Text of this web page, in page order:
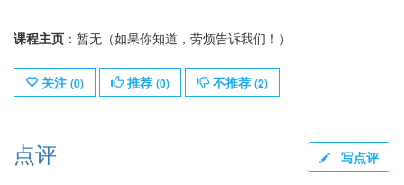
课程主页 ：暂无（如果你知道，劳烦告诉我们！）
关注 (0) 推荐 (0) 不推荐 (2)
点评 写点评